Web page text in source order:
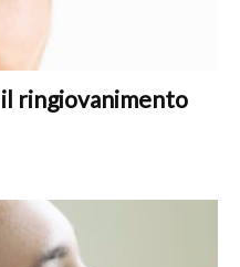
ringiovanimento